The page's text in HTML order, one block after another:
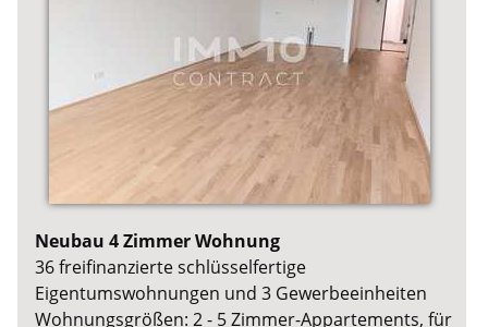
Neubau 4 Zimmer Wohnung
36 freifinanzierte schlüsselfertige
Eigentumswohnungen und 3 Gewerbeeinheiten
Wohnungsgrößen: 2 - 5 Zimmer-Appartements, für